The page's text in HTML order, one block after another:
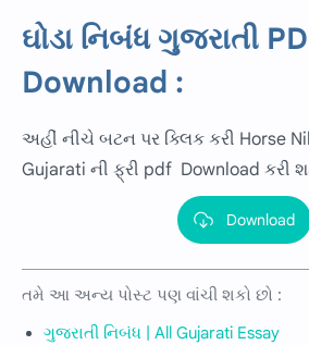
ઘોડા નિબંધ ગુજરાતી
Download :
અહીં નીચે બટન પર ક્લિક કરી Horse
Gujarati ની ફ્રી pdf Download કરી
Download
તમે આ અન્ય પોસ્ટ પણ વાંચી શકો છો :
ગુજરાતી નિબંધ | All Gujarati Essay